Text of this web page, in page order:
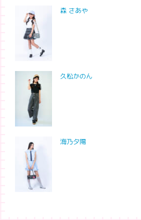
森 さあや
久松かのん
海乃夕陽